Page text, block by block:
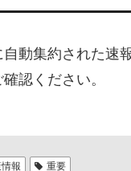
動集約された速
認ください。
報 重要